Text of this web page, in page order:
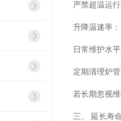
严禁超温运
升降温速率
日常维护水平
定期清理炉
若长期忽视
三、 延长寿